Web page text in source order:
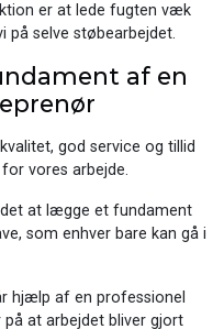
er at lede fugten væk
på selve støbearbejdet.
af en
god service og tillid
vores arbejde.
at lægge et fundament
som enhver bare kan gå i
hjælp af en professionel
at arbejdet bliver gjort